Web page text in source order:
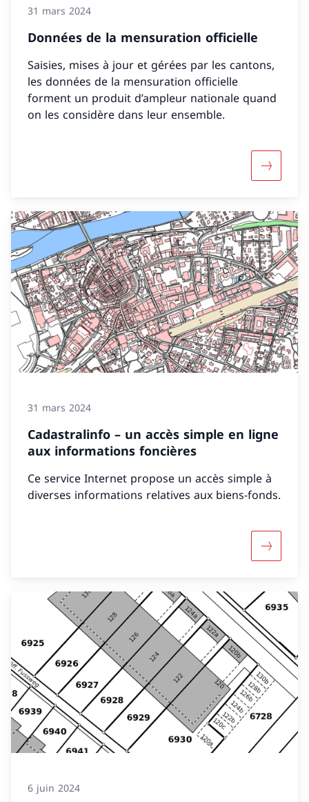
31 mars 2024
Données de la mensuration officielle
Saisies, mises à jour et gérées par les cantons,
les données de la mensuration officielle
forment un produit d’ampleur nationale quand
on les considère dans leur ensemble.
31 mars 2024
Cadastralinfo – un accès simple en ligne
aux informations foncières
Ce service Internet propose un accès simple à
diverses informations relatives aux biens-fonds.
6 juin 2024